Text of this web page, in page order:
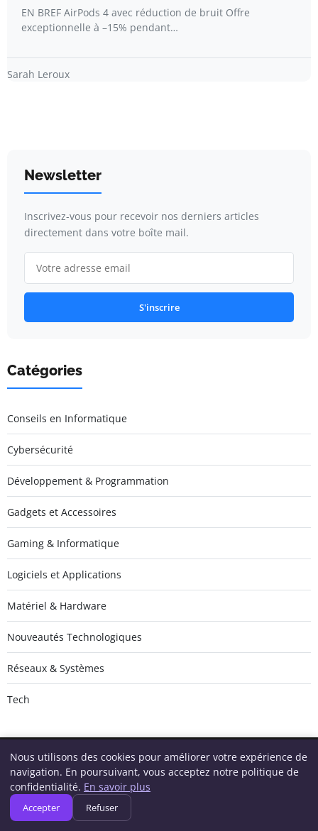
EN BREF AirPods 4 avec réduction de bruit Offre
exceptionnelle à –15% pendant…
Sarah Leroux
Newsletter
Inscrivez-vous pour recevoir nos derniers articles
directement dans votre boîte mail.
S'inscrire
Catégories
Conseils en Informatique
Cybersécurité
Développement & Programmation
Gadgets et Accessoires
Gaming & Informatique
Logiciels et Applications
Matériel & Hardware
Nouveautés Technologiques
Réseaux & Systèmes
Tech
Geeksunite.net
Inscrivez-vous pour recevoir nos derniers articles directement
dans votre boîte mail.
Nous utilisons des cookies pour améliorer votre expérience de
navigation. En poursuivant, vous acceptez notre politique de
confidentialité. En savoir plus
Accepter Refuser